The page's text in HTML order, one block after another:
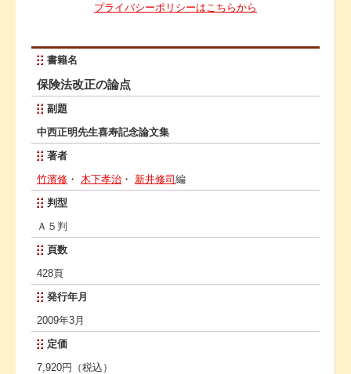
プライバシーポリシーはこちらから
書籍名
保険法改正の論点
副題
中西正明先生喜寿記念論文集
著者
竹濱修 ・ 木下孝治 ・ 新井修司編
判型
Ａ５判
頁数
428頁
発行年月
2009年3月
定価
7,920円（税込）